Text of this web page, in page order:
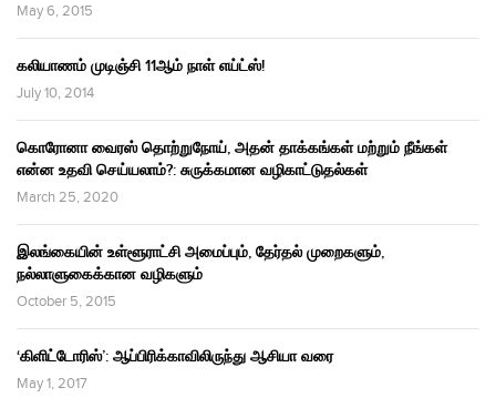
May 6, 2015
கலியாணம் முடிஞ்சி 11ஆம் நாள் எய்ட்ஸ்!
July 10, 2014
கொரோனா வைரஸ் தொற்றுநோய், அதன் தாக்கங்கள் மற்றும் நீங்கள்
என்ன உதவி செய்யலாம்?: சுருக்கமான வழிகாட்டுதல்கள்
March 25, 2020
இலங்கையின் உள்ளூராட்சி அமைப்பும், தேர்தல் முறைகளும்,
நல்லாளுகைக்கான வழிகளும்
October 5, 2015
‘கிளிட்டோரிஸ்’: ஆப்பிரிக்காவிலிருந்து ஆசியா வரை
May 1, 2017